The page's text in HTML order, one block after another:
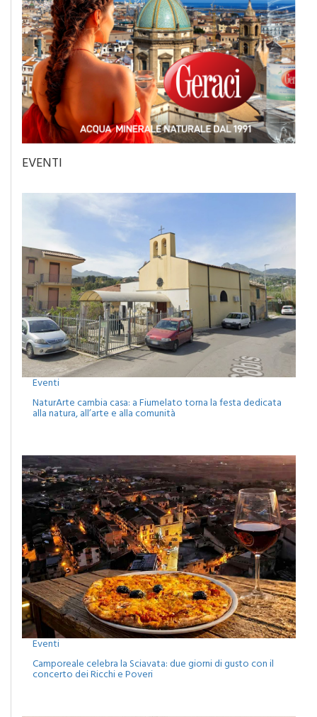
EVENTI
Eventi
NaturArte cambia casa: a Fiumelato torna la festa dedicata
alla natura, all’arte e alla comunità
Eventi
Camporeale celebra la Sciavata: due giorni di gusto con il
concerto dei Ricchi e Poveri